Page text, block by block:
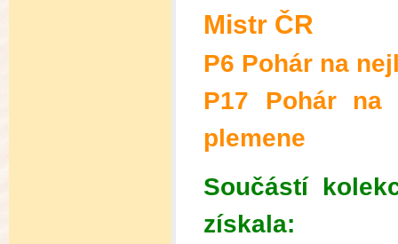
Mistr ČR
P6 Pohár na
P17 Pohár na
plemene
Součástí
získala: